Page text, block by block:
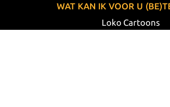
WAT KAN IK VOOR U
Loko Cartoons